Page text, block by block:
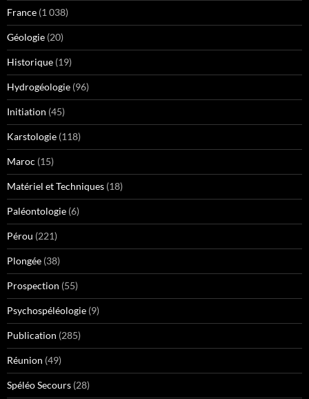
France (1 038)
Géologie (20)
Historique (19)
Hydrogéologie (96)
Initiation (45)
Karstologie (118)
Maroc (15)
Matériel et Techniques (18)
Paléontologie (6)
Pérou (221)
Plongée (38)
Prospection (55)
Psychospéléologie (9)
Publication (285)
Réunion (49)
Spéléo Secours (28)